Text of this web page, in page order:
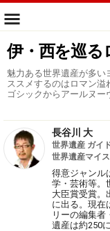
伊・西を巡る
魅力ある世界遺産が多い
ススメするのはロマン溢
ゴシックからアールヌー
長谷川 大
世界遺産 ガイ
世界遺産マイ
得意ジャンル
学・芸術等。
大臣賞受賞。
に出る。現在
リーの編集者
遺産は約250に